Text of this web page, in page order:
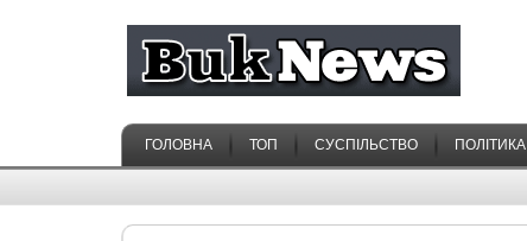
ГОЛОВНА ТОП СУСПІЛЬСТВО ПОЛІТИКА